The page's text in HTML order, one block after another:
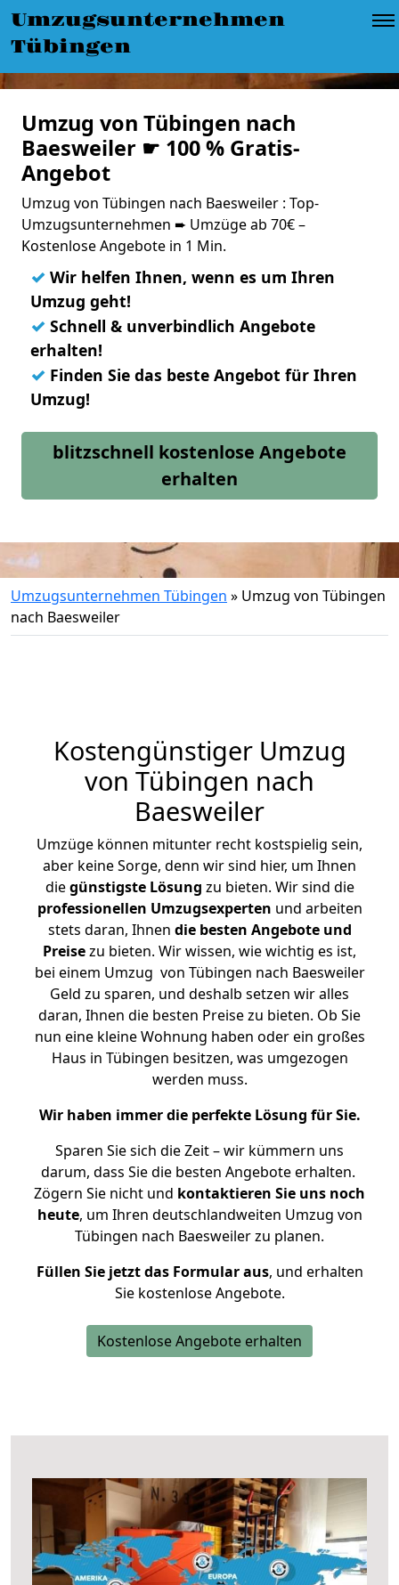
Umzugsunternehmen
Tübingen
Umzug von Tübingen nach
Baesweiler ☛ 100 % Gratis-
Angebot
Umzug von Tübingen nach Baesweiler : Top-
Umzugsunternehmen ➨ Umzüge ab 70€ –
Kostenlose Angebote in 1 Min.
✓ Wir helfen Ihnen, wenn es um Ihren
Umzug geht!
✓ Schnell & unverbindlich Angebote
erhalten!
✓ Finden Sie das beste Angebot für Ihren
Umzug!
blitzschnell kostenlose Angebote
erhalten
Umzugsunternehmen Tübingen » Umzug von Tübingen
nach Baesweiler
Kostengünstiger Umzug
von Tübingen nach
Baesweiler
Umzüge können mitunter recht kostspielig sein,
aber keine Sorge, denn wir sind hier, um Ihnen
diegünstigste Lösung zu bieten. Wir sind die
professionellen Umzugsexperten und arbeiten
stets daran, Ihnen die besten Angebote und
Preisezu bieten. Wir wissen, wie wichtig es ist,
bei einem Umzug von Tübingen nach Baesweiler
Geld zu sparen, und deshalb setzen wir alles
daran, Ihnen die besten Preise zu bieten. Ob Sie
nun eine kleine Wohnung haben oder ein großes
Haus in Tübingen besitzen, was umgezogen
werden muss.
Wir haben immer die perfekte Lösung für Sie.
Sparen Sie sich die Zeit – wir kümmern uns
darum, dass Sie die besten Angebote erhalten.
Zögern Sie nicht und kontaktieren Sie uns noch
heute, um Ihren deutschlandweiten Umzug von
Tübingen nach Baesweiler zu planen.
Füllen Sie jetzt das Formular aus, und erhalten
Sie kostenlose Angebote.
Kostenlose Angebote erhalten